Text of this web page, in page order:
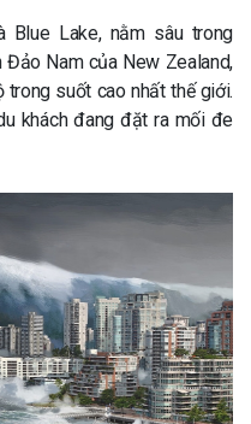
Blue Lake, nằm sâu trong
Nam của New Zealand,
suốt cao nhất thế giới.
khách đang đặt ra mối đe